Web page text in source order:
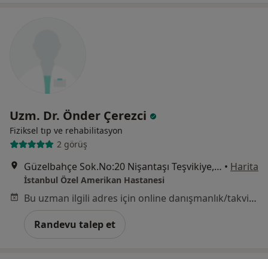
Uzm. Dr. Önder Çerezci
Fiziksel tıp ve rehabilitasyon
2 görüş
Güzelbahçe Sok.No:20 Nişantaşı Teşvikiye, İstanbul • Harita
İstanbul Özel Amerikan Hastanesi
Bu uzman ilgili adres için online danışmanlık/takvim sunmuyor.
Randevu talep et